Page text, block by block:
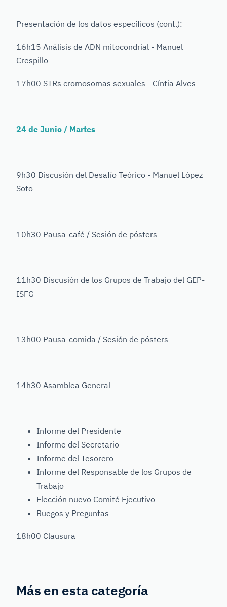
Presentación de los datos específicos (cont.):
16h15 Análisis de ADN mitocondrial - Manuel
Crespillo
17h00 STRs cromosomas sexuales - Cíntia Alves
24 de Junio / Martes
9h30 Discusión del Desafío Teórico - Manuel López
Soto
10h30 Pausa-café / Sesión de pósters
11h30 Discusión de los Grupos de Trabajo del GEP-
ISFG
13h00 Pausa-comida / Sesión de pósters
14h30 Asamblea General
Informe del Presidente
Informe del Secretario
Informe del Tesorero
Informe del Responsable de los Grupos de
Trabajo
Elección nuevo Comité Ejecutivo
Ruegos y Preguntas
18h00 Clausura
Más en esta categoría